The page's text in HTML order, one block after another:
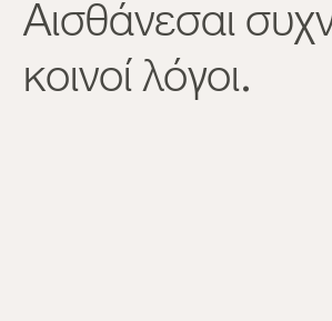
Αισθάνεσαι
κοινοί λόγοι.